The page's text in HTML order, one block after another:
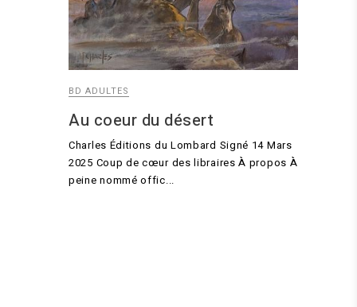
BD ADULTES
Au coeur du désert
Charles Éditions du Lombard Signé 14 Mars
2025 Coup de cœur des libraires À propos À
peine nommé offic...